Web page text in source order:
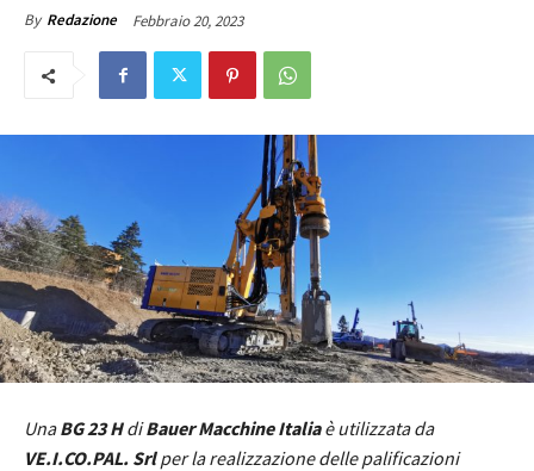
By Redazione Febbraio 20, 2023
UnaBG 23 HdiBauer Macchine Italiaè utilizzata da
VE.I.CO.PAL. Srlper la realizzazione delle palificazioni